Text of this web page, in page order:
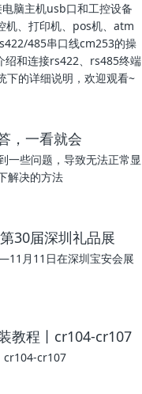
脑主机usb口和工控设备
机、打印机、pos机、atm
485串口线cm253的操
绍和连接rs422、rs485终端
的详细说明，欢迎观看~
，一看就会
一些问题，导致无法正常显
解决的方法
30届深圳礼品展
月11日在深圳宝安会展
教程丨cr104-cr107
cr104-cr107